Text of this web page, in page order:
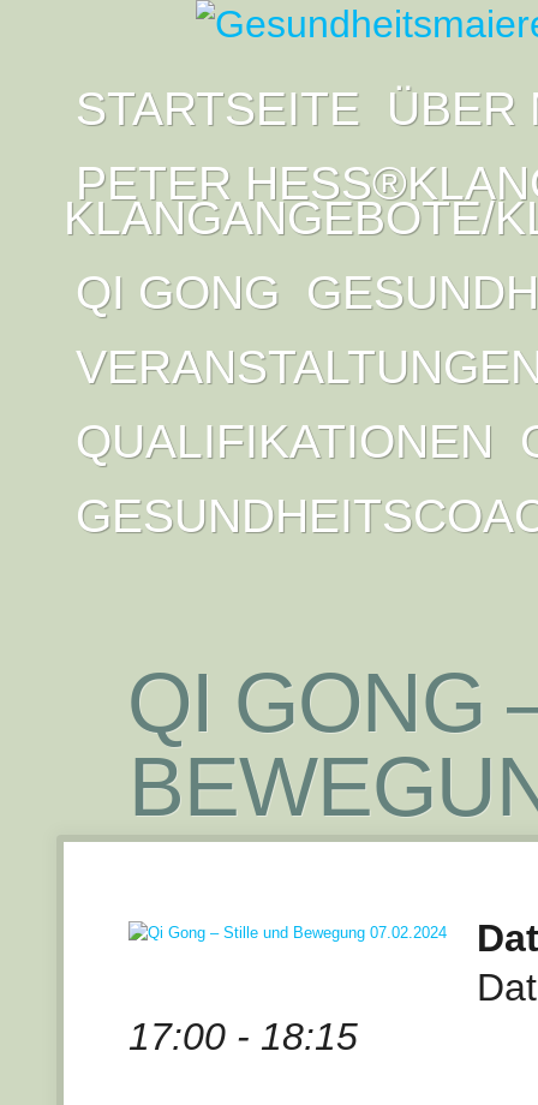
STARTSEITE
ÜBER
PETER
KLANGANGEBOTE/
QI GONG
QUALIFIKATIONEN
QI GONG
17:00 - 18:15